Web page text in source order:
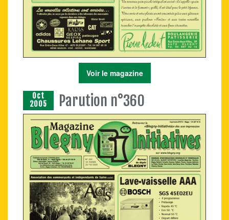
Voir le magazine
Oct
2005
Parution n°360